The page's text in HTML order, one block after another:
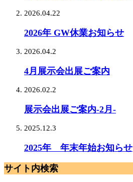
2026.04.22
2026年 GW休業お知らせ
2026.04.2
4月展示会出展ご案内
2026.02.2
展示会出展ご案内-2月-
2025.12.3
2025年 年末年始お知らせ
サイト内検索